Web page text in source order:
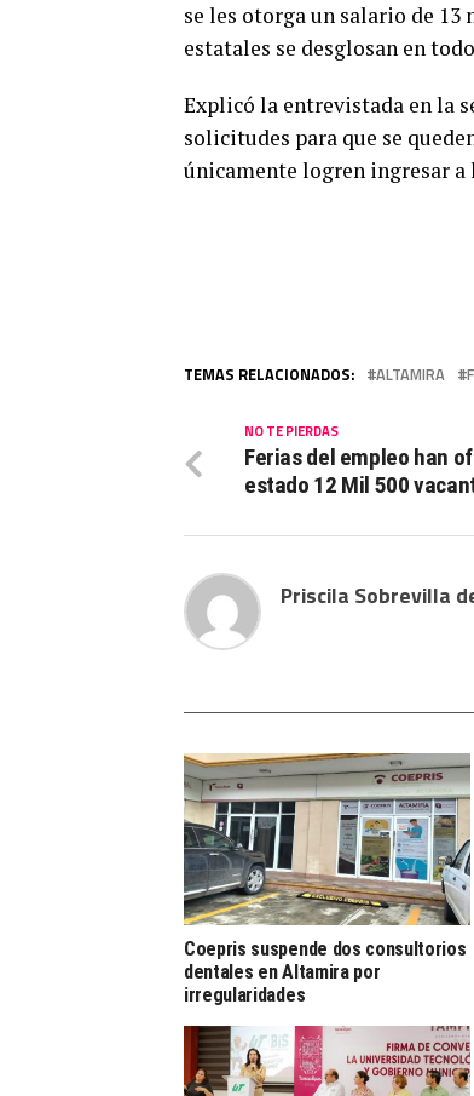
se les otorga un salario de
estatales se desglosan en
Explicó la entrevistada en la
solicitudes para que se
únicamente logren ingresar a
TEMAS RELACIONADOS: ALTAMIRA
NO TE PIERDAS
Ferias del empleo han
estado 12 Mil 500
Priscila Sobrevilla
Coepris suspende dos consultorios
dentales en Altamira por
irregularidades